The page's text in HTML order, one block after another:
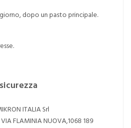
dopo un pasto principale.
ITALIA Srl
VIA FLAMINIA NUOVA,1068 189